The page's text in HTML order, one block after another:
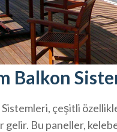
Balkon
çeşitli
gelir. Bu paneller,